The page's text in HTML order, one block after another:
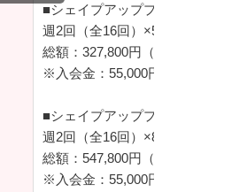
■シェイプアッププログラム（基
週2回（全16回）×50分/レッスン
総額：327,800円（税込）
※入会金：55,000円（税込）
■シェイプアッププログラム プラ
週2回（全16回）×80分/レッスン
総額：547,800円（税込）
※入会金：55,000円（税込）